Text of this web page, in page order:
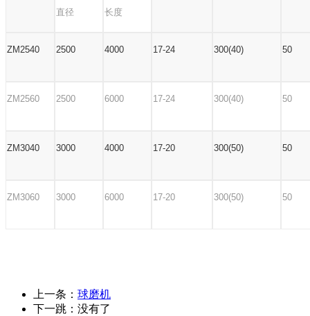
直径 长度
ZM2540 2500 4000 17-24 300(40) 50
ZM2560 2500 6000 17-24 300(40) 50
ZM3040 3000 4000 17-20 300(50) 50
ZM3060 3000 6000 17-20 300(50) 50
上一条： 球磨机
下一跳：没有了